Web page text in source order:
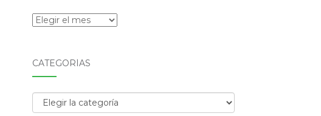
Archivos
CATEGORÍAS
Categorías